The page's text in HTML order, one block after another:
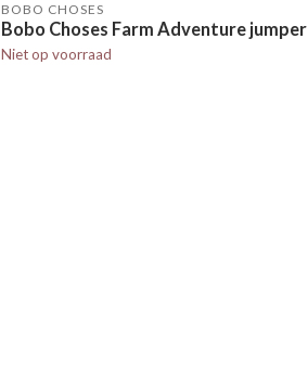
BOBO CHOSES
Bobo Choses Farm Adventure jumper
Niet op voorraad